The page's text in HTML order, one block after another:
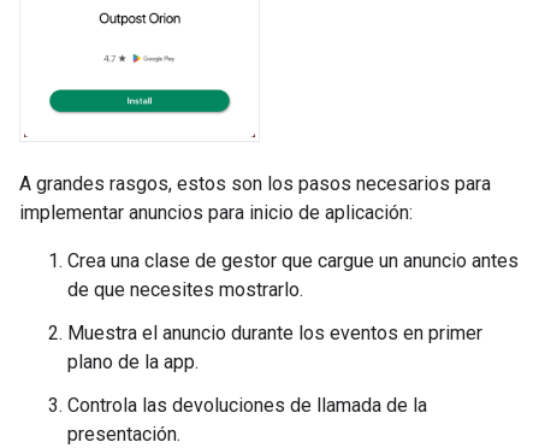
A grandes rasgos, estos son los pasos necesarios para
implementar anuncios para inicio de aplicación:
Crea una clase de gestor que cargue un anuncio antes
de que necesites mostrarlo.
Muestra el anuncio durante los eventos en primer
plano de la app.
Controla las devoluciones de llamada de la
presentación.